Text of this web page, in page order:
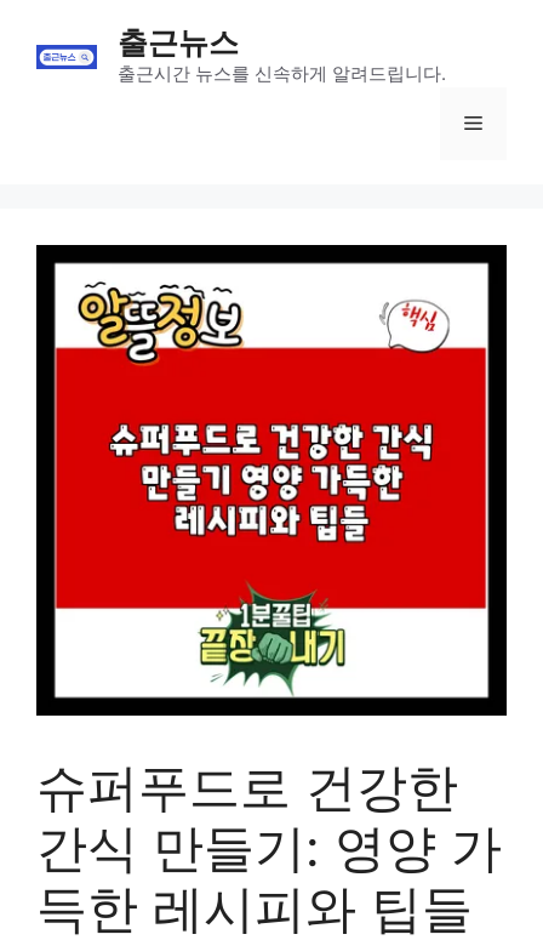
content
출근뉴스
출근시간 뉴스를 신속하게 알려드립니다.
Menu
슈퍼푸드로 건강한
간식 만들기: 영양 가
득한 레시피와 팁들